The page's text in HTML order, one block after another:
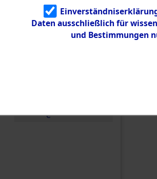
Identifizierun
g
5.3.3
Todesmärsch
e
Daten ausschließlich für
und Bestimmungen